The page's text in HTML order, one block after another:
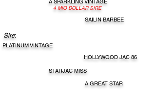
A SPARKLING VINTAGE
4 MIO DOLLAR SIRE
SAILIN BARBEE
Sire:
PLATINUM VINTAGE
HOLLYWOOD JAC 86
STARJAC MISS
A GREAT STAR